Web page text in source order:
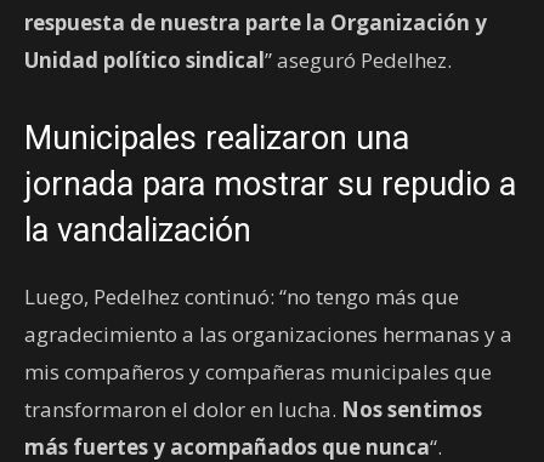
respuesta de nuestra parte la Organización y
Unidad político sindical” aseguró Pedelhez.
Municipales realizaron una
jornada para mostrar su repudio a
la vandalización
Luego, Pedelhez continuó: “no tengo más que
agradecimiento a las organizaciones hermanas y a
mis compañeros y compañeras municipales que
transformaron el dolor en lucha. Nos sentimos
más fuertes y acompañados que nunca“.